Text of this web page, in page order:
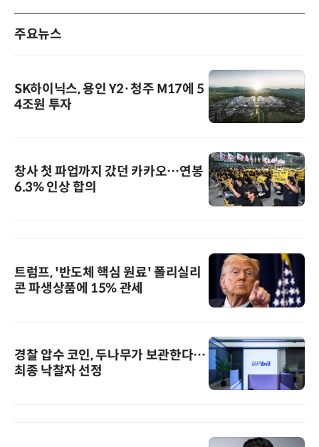
주요뉴스
SK하이닉스, 용인 Y2·청주 M17에 5
4조원 투자
창사 첫 파업까지 갔던 카카오…연봉
6.3% 인상 합의
트럼프, '반도체 핵심 원료' 폴리실리
콘 파생상품에 15% 관세
경찰 압수 코인, 두나무가 보관한다…
최종 낙찰자 선정